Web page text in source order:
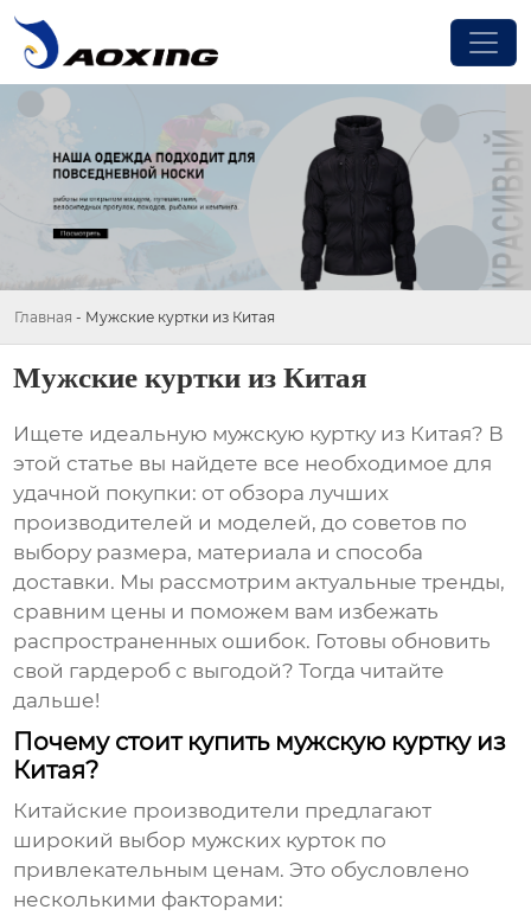
Главная - Мужские куртки из Китая
Мужские куртки из Китая
Ищете идеальную мужскую куртку из Китая? В
этой статье вы найдете все необходимое для
удачной покупки: от обзора лучших
производителей и моделей, до советов по
выбору размера, материала и способа
доставки. Мы рассмотрим актуальные тренды,
сравним цены и поможем вам избежать
распространенных ошибок. Готовы обновить
свой гардероб с выгодой? Тогда читайте
дальше!
Почему стоит купить мужскую куртку из
Китая?
Китайские производители предлагают
широкий выбор мужских курток по
привлекательным ценам. Это обусловлено
несколькими факторами: